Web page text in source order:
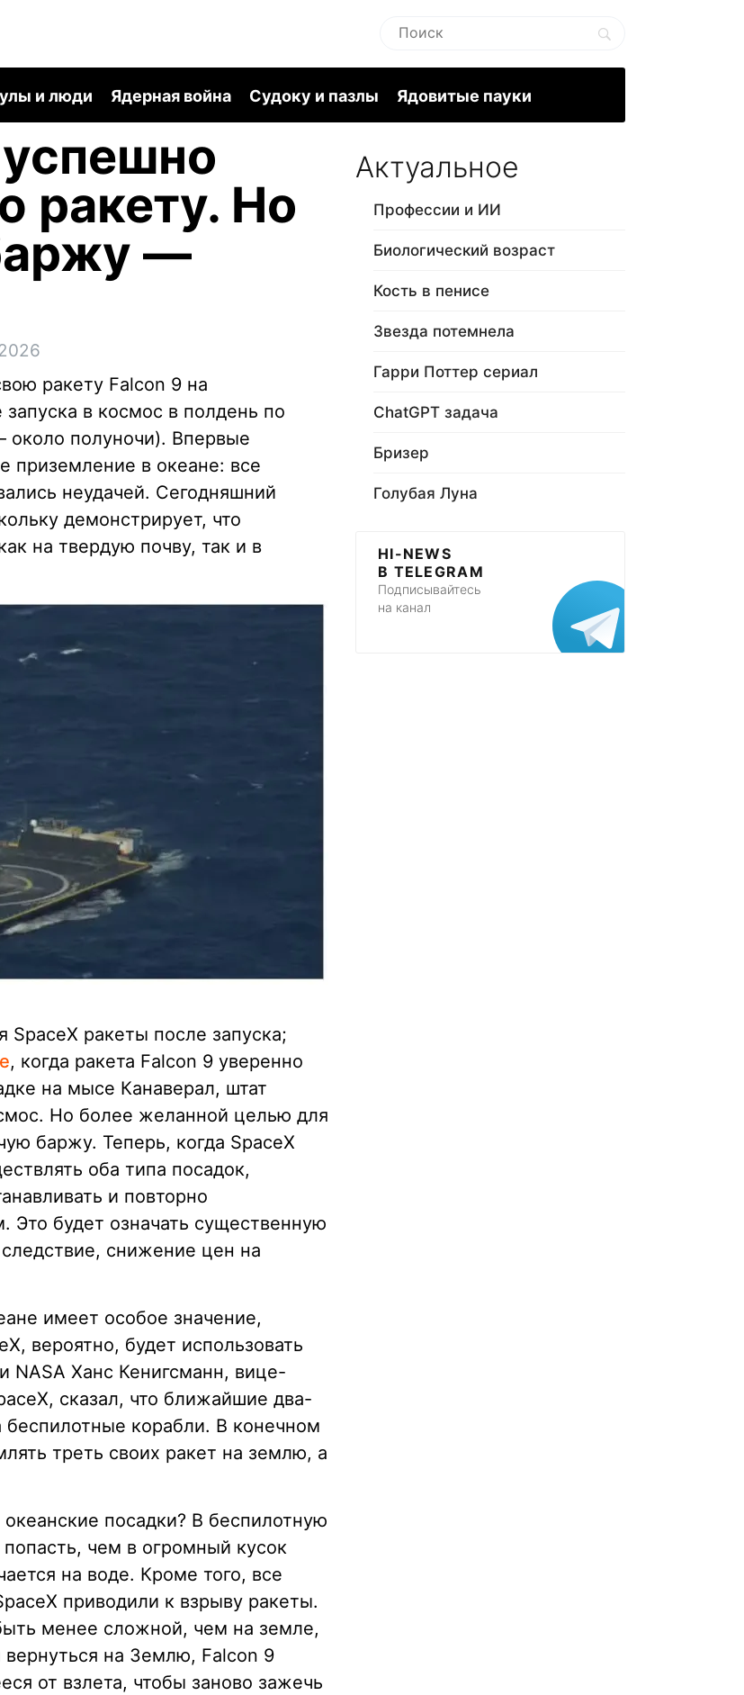
и люди Ядерная война Судоку и пазлы Ядовитые пауки
ракету. Но
—
ракету Falcon 9 на
в космос в полдень по
полуночи). Впервые
приземление в океане: все
неудачей. Сегодняшний
демонстрирует, что
на твердую почву, так и в
ракеты после запуска;
, когда ракета Falcon 9 уверенно
на мысе Канаверал, штат
Но более желанной целью для
баржу. Теперь, когда SpaceX
оба типа посадок,
и повторно
Это будет означать существенную
снижение цен на
имеет особое значение,
вероятно, будет использовать
NASA Ханс Кенигсманн, вице-
сказал, что ближайшие два-
беспилотные корабли. В конечном
треть своих ракет на землю, а
посадки? В беспилотную
чем в огромный кусок
на воде. Кроме того, все
приводили к взрыву ракеты.
менее сложной, чем на земле,
на Землю, Falcon 9
от взлета, чтобы заново зажечь
Актуальное
Профессии и ИИ
Биологический возраст
Кость в пенисе
Звезда потемнела
Гарри Поттер сериал
ChatGPT задача
Бризер
Голубая Луна
HI-NEWS
В TELEGRAM
Подписывайтесь
на канал